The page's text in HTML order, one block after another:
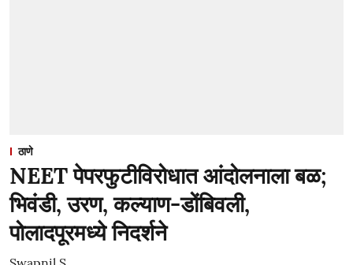
ठाणे
NEET पेपरफुटीविरोधात आंदोलनाला बळ;
भिवंडी, उरण, कल्याण-डोंबिवली,
पोलादपूरमध्ये निदर्शने